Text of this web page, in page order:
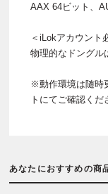
AAX 64ビット、
＜iLokアカウント
物理的なドングル
※動作環境は随時
トにてご確認くだ
あなたにおすすめの商